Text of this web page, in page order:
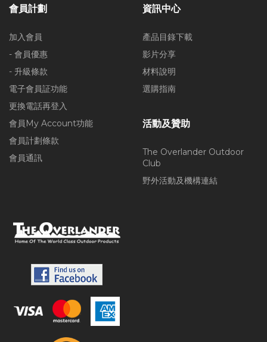
會員計劃
加入會員
- 會員優惠
- 升級條款
電子會員証功能
更換電話再登入
會員My Account功能
會員計劃條款
會員通訊
資訊中心
產品目錄下載
影片分享
材料說明
選購指南
活動及贊助
The Overlander Outdoor
Club
野外活動及機構連結